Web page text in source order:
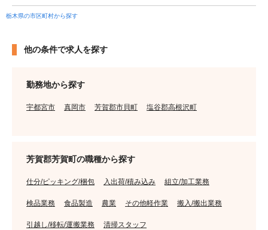
栃木県の市区町村から探す
他の条件で求人を探す
勤務地から探す
宇都宮市 真岡市 芳賀郡市貝町 塩谷郡高根沢町
芳賀郡芳賀町の職種から探す
仕分/ピッキング/梱包 入出荷/積み込み 組立/加工業務
検品業務 食品製造 農業 その他軽作業 搬入/搬出業務
引越し/移転/運搬業務 清掃スタッフ